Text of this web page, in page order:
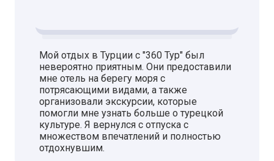
Мой отдых в Турции с "360 Тур" был
невероятно приятным. Они предоставили
мне отель на берегу моря с
потрясающими видами, а также
организовали экскурсии, которые
помогли мне узнать больше о турецкой
культуре. Я вернулся с отпуска с
множеством впечатлений и полностью
отдохнувшим.